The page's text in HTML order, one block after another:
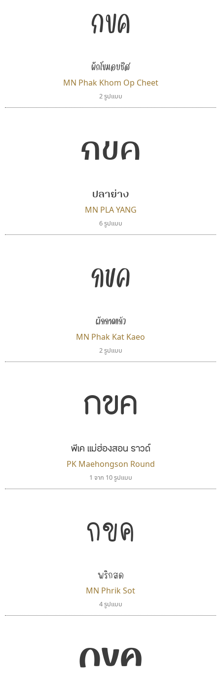
กขค
ผักโขมอบชีส
MN Phak Khom Op Cheet
2 รูปแบบ
กขค
ปลาย่าง
MN PLA YANG
6 รูปแบบ
กขค
ผักกาดแก้ว
MN Phak Kat Kaeo
2 รูปแบบ
กขค
พีเค แม่ฮ่องสอน ราวด์
PK Maehongson Round
1 จาก 10 รูปแบบ
กขค
พริกสด
MN Phrik Sot
4 รูปแบบ
กขค